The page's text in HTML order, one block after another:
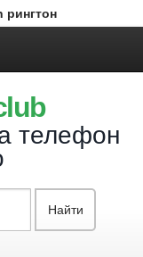
рингтон
телефон
Найти